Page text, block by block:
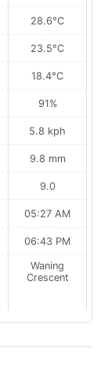
28.6°C
23.5°C
18.4°C
91%
5.8 kph
9.8 mm
9.0
05:27 AM
06:43 PM
Waning
Crescent